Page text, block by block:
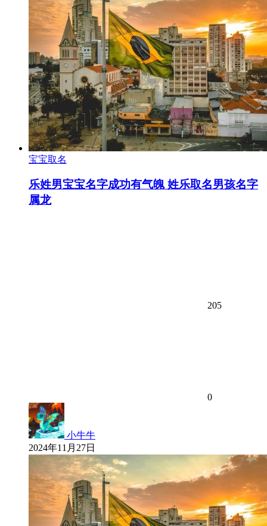
宝宝取名
乐姓男宝宝名字成功有气魄 姓乐取名男孩名字
属龙
205
0
小牛牛
2024年11月27日